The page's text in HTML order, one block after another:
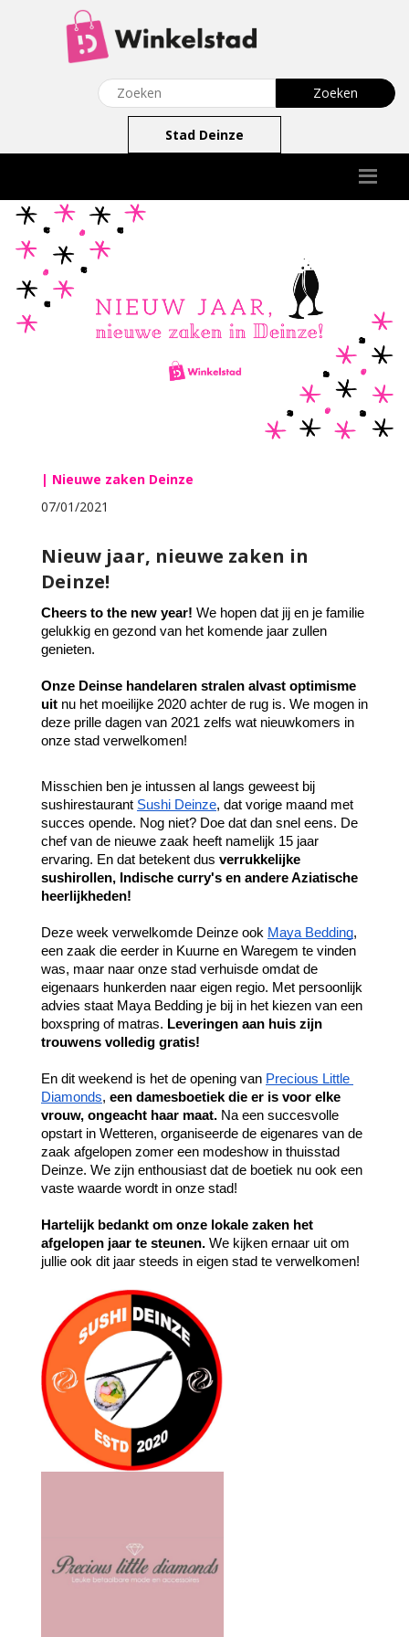
Stad Deinze
| Nieuwe zaken Deinze
07/01/2021
Nieuw jaar, nieuwe zaken in
Deinze!
Cheers to the new year! We hopen dat jij en je familie
gelukkig en gezond van het komende jaar zullen
genieten.
Onze Deinse handelaren stralen alvast optimisme
uit nu het moeilijke 2020 achter de rug is. We mogen in
deze prille dagen van 2021 zelfs wat nieuwkomers in
onze stad verwelkomen!
Misschien ben je intussen al langs geweest bij
sushirestaurant Sushi Deinze, dat vorige maand met
succes opende. Nog niet? Doe dat dan snel eens. De
chef van de nieuwe zaak heeft namelijk 15 jaar
ervaring. En dat betekent dus verrukkelijke
sushirollen, Indische curry's en andere Aziatische
heerlijkheden!
Deze week verwelkomde Deinze ook Maya Bedding,
een zaak die eerder in Kuurne en Waregem te vinden
was, maar naar onze stad verhuisde omdat de
eigenaars hunkerden naar eigen regio. Met persoonlijk
advies staat Maya Bedding je bij in het kiezen van een
boxspring of matras. Leveringen aan huis zijn
trouwens volledig gratis!
En dit weekend is het de opening van Precious Little
Diamonds, een damesboetiek die er is voor elke
vrouw, ongeacht haar maat. Na een succesvolle
opstart in Wetteren, organiseerde de eigenares van de
zaak afgelopen zomer een modeshow in thuisstad
Deinze. We zijn enthousiast dat de boetiek nu ook een
vaste waarde wordt in onze stad!
Hartelijk bedankt om onze lokale zaken het
afgelopen jaar te steunen. We kijken ernaar uit om
jullie ook dit jaar steeds in eigen stad te verwelkomen!